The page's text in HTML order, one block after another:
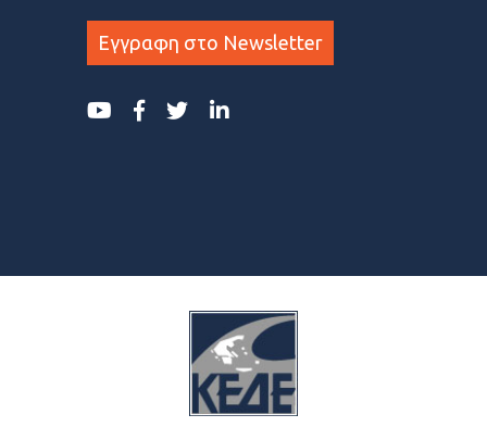
Εγγραφη στο Newsletter